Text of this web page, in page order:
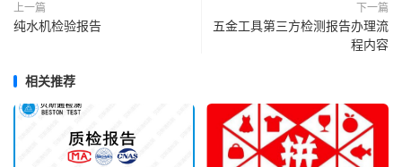
上一篇
纯水机检验报告
下一篇
五金工具第三方检测报告办理流
程内容
相关推荐